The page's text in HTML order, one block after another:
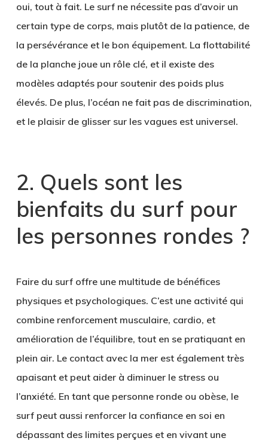
oui, tout à fait. Le surf ne nécessite pas d’avoir un
certain type de corps, mais plutôt de la patience, de
la persévérance et le bon équipement. La flottabilité
de la planche joue un rôle clé, et il existe des
modèles adaptés pour soutenir des poids plus
élevés. De plus, l’océan ne fait pas de discrimination,
et le plaisir de glisser sur les vagues est universel.
2. Quels sont les
bienfaits du surf pour
les personnes rondes ?
Faire du surf offre une multitude de bénéfices
physiques et psychologiques. C’est une activité qui
combine renforcement musculaire, cardio, et
amélioration de l’équilibre, tout en se pratiquant en
plein air. Le contact avec la mer est également très
apaisant et peut aider à diminuer le stress ou
l’anxiété. En tant que personne ronde ou obèse, le
surf peut aussi renforcer la confiance en soi en
dépassant des limites perçues et en vivant une